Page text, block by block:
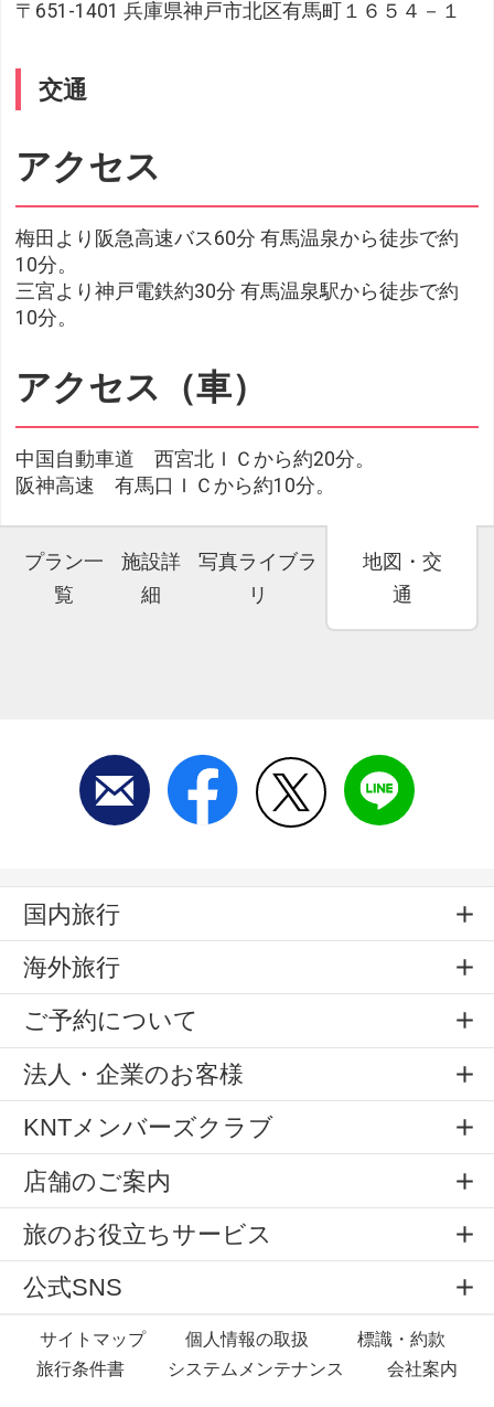
〒651-1401 兵庫県神戸市北区有馬町１６５４－１
交通
アクセス
梅田より阪急高速バス60分 有馬温泉から徒歩で約
10分。
三宮より神戸電鉄約30分 有馬温泉駅から徒歩で約
10分。
アクセス（車）
中国自動車道 西宮北ＩＣから約20分。
阪神高速 有馬口ＩＣから約10分。
プラン一
覧
施設詳
細
写真ライブラ
リ
地図・交
通
国内旅行
海外旅行
ご予約について
法人・企業のお客様
KNTメンバーズクラブ
店舗のご案内
旅のお役立ちサービス
公式SNS
サイトマップ 個人情報の取扱
標識・約款
旅行条件書
システムメンテナンス 会社案内